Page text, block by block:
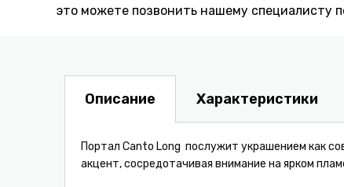
это можете позвонить нашему специaлисту
Описание Характеристики
Портал Canto Long послужит украшением как
акцент, сосредотачивая внимание на ярком